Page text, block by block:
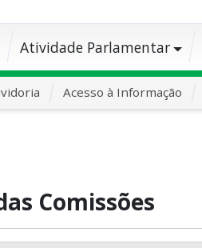
Atividade Parlamentar
Acesso à Informação
Comissões